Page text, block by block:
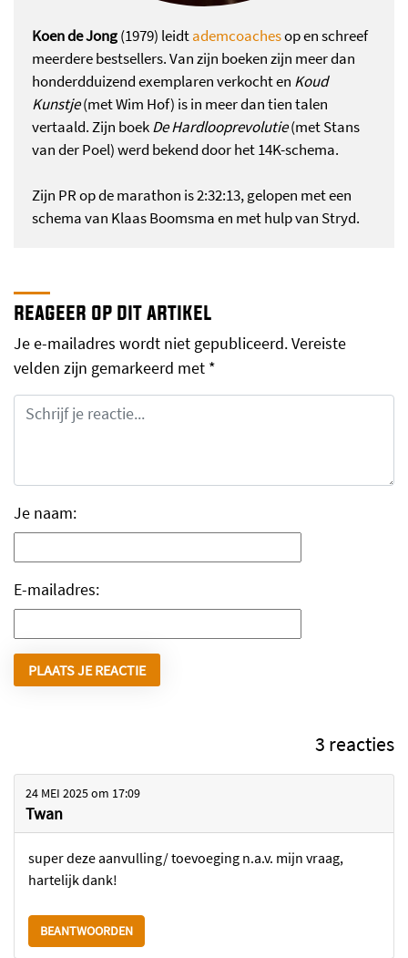
Koen de Jong(1979) leidtademcoachesop en schreef
meerdere bestsellers. Van zijn boeken zijn meer dan
honderdduizend exemplaren verkocht en Koud
Kunstje(met Wim Hof) is in meer dan tien talen
vertaald. Zijn boekDe Hardlooprevolutie(met Stans
van der Poel) werd bekend door het 14K-schema.
Zijn PR op de marathon is 2:32:13, gelopen met een
schema van Klaas Boomsma en met hulp van Stryd.
reageer op dit artikel
Je e-mailadres wordt niet gepubliceerd.Vereiste
velden zijn gemarkeerd met *
Je naam:
E-mailadres:
3 reacties
24 MEI 2025om 17:09
Twan
super deze aanvulling/ toevoeging n.a.v. mijn vraag,
hartelijk dank!
BEANTWOORDEN